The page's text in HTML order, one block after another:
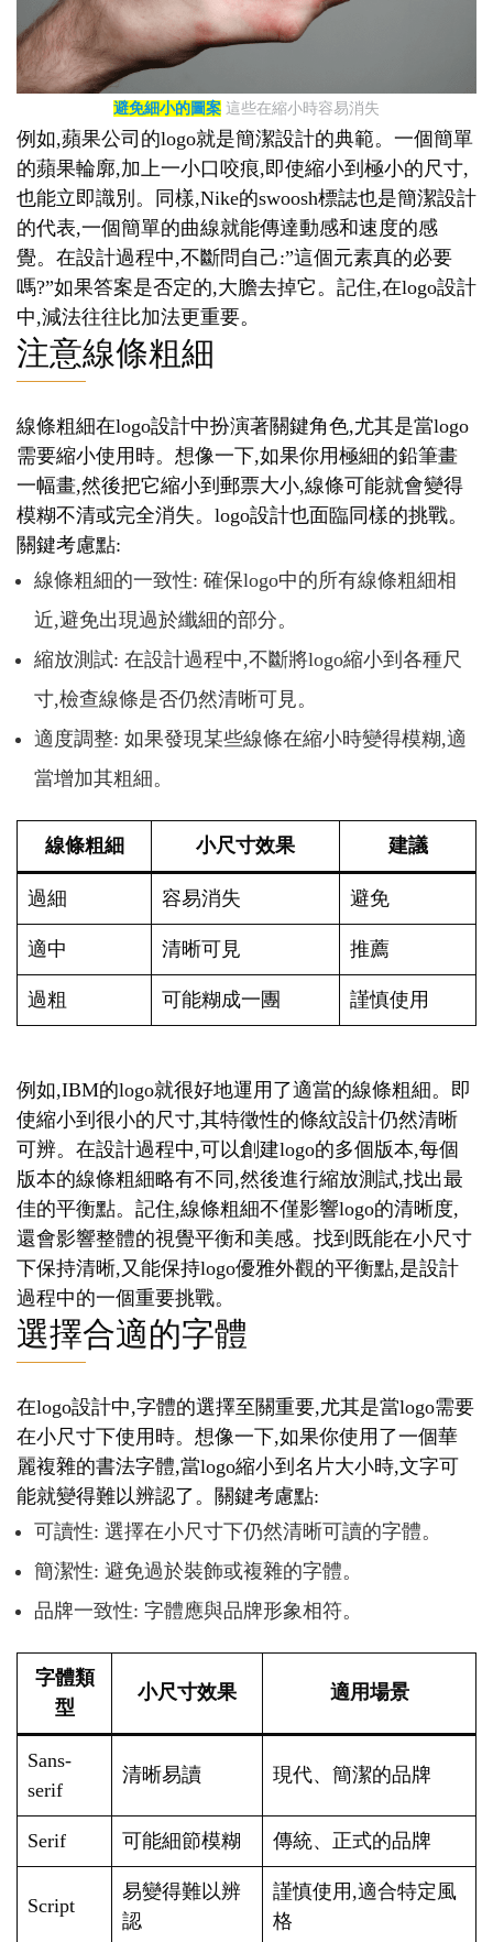
避免細小的圖案 這些在縮小時容易消失
例如,蘋果公司的logo就是簡潔設計的典範。一個簡單
的蘋果輪廓,加上一小口咬痕,即使縮小到極小的尺寸,
也能立即識別。同樣,Nike的swoosh標誌也是簡潔設計
的代表,一個簡單的曲線就能傳達動感和速度的感
覺。在設計過程中,不斷問自己:”這個元素真的必要
嗎?”如果答案是否定的,大膽去掉它。記住,在logo設計
中,減法往往比加法更重要。
注意線條粗細
線條粗細在logo設計中扮演著關鍵角色,尤其是當logo
需要縮小使用時。想像一下,如果你用極細的鉛筆畫
一幅畫,然後把它縮小到郵票大小,線條可能就會變得
模糊不清或完全消失。logo設計也面臨同樣的挑戰。
關鍵考慮點:
線條粗細的一致性: 確保logo中的所有線條粗細相
近,避免出現過於纖細的部分。
縮放測試: 在設計過程中,不斷將logo縮小到各種尺
寸,檢查線條是否仍然清晰可見。
適度調整: 如果發現某些線條在縮小時變得模糊,適
當增加其粗細。
線條粗細 小尺寸效果 建議
過細 容易消失 避免
適中 清晰可見 推薦
過粗 可能糊成一團 謹慎使用
例如,IBM的logo就很好地運用了適當的線條粗細。即
使縮小到很小的尺寸,其特徵性的條紋設計仍然清晰
可辨。在設計過程中,可以創建logo的多個版本,每個
版本的線條粗細略有不同,然後進行縮放測試,找出最
佳的平衡點。記住,線條粗細不僅影響logo的清晰度,
還會影響整體的視覺平衡和美感。找到既能在小尺寸
下保持清晰,又能保持logo優雅外觀的平衡點,是設計
過程中的一個重要挑戰。
選擇合適的字體
在logo設計中,字體的選擇至關重要,尤其是當logo需要
在小尺寸下使用時。想像一下,如果你使用了一個華
麗複雜的書法字體,當logo縮小到名片大小時,文字可
能就變得難以辨認了。關鍵考慮點:
可讀性: 選擇在小尺寸下仍然清晰可讀的字體。
簡潔性: 避免過於裝飾或複雜的字體。
品牌一致性: 字體應與品牌形象相符。
字體類
型
小尺寸效果 適用場景
Sans-
serif
清晰易讀 現代、簡潔的品牌
Serif 可能細節模糊 傳統、正式的品牌
Script
易變得難以辨
認
謹慎使用,適合特定風
格